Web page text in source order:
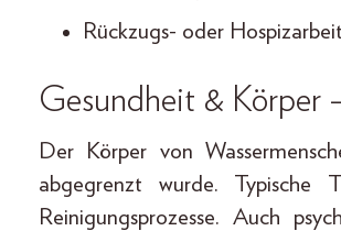
Rückzugs- oder Hospizarbeit
Gesundheit & Körper
Der Körper von
abgegrenzt wurde. Typische
Reinigungsprozesse. Auch